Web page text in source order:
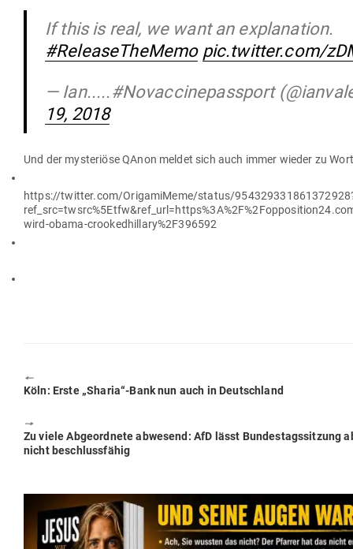
If this is real, we want an explanation.
#ReleaseTheMemo pic.twitter.com/
— Ian.....#Novaccinepassport
19, 2018
Und der mys­te­riöse QAnon meldet sich auch immer wieder zu
https://twitter.com/OrigamiMeme/status/
wird-obama-crookedhillary%2F396592
🠔
Previous
Köln: Erste „Sharia“-Bank nun auch in Deutschland
🠖
Next
post:
Zu viele Abge­ordnete abwesend: AfD lässt Bun­des­tags­sitzung
nicht beschlussfähig